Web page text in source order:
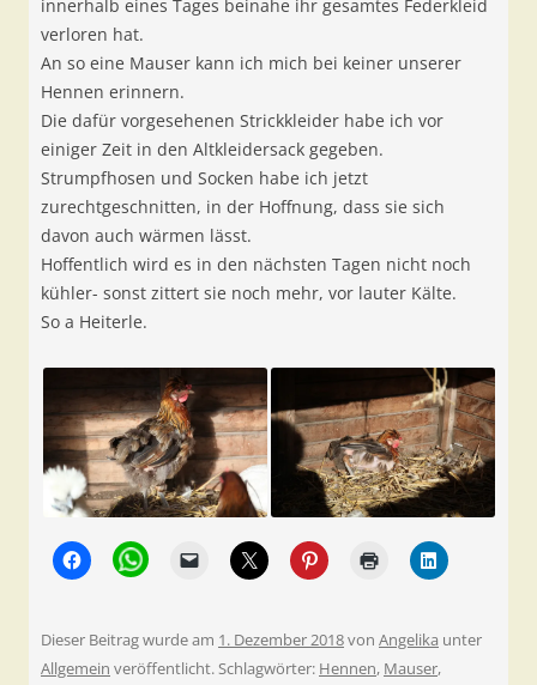
innerhalb eines Tages beinahe ihr gesamtes Federkleid
verloren hat.
An so eine Mauser kann ich mich bei keiner unserer
Hennen erinnern.
Die dafür vorgesehenen Strickkleider habe ich vor
einiger Zeit in den Altkleidersack gegeben.
Strumpfhosen und Socken habe ich jetzt
zurechtgeschnitten, in der Hoffnung, dass sie sich
davon auch wärmen lässt.
Hoffentlich wird es in den nächsten Tagen nicht noch
kühler- sonst zittert sie noch mehr, vor lauter Kälte.
So a Heiterle.
Dieser Beitrag wurde am 1. Dezember 2018von Angelika unter
Allgemein veröffentlicht. Schlagwörter: Hennen, Mauser,